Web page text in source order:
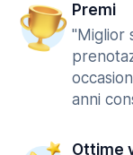
Premi
"Miglior
anni
Ottime